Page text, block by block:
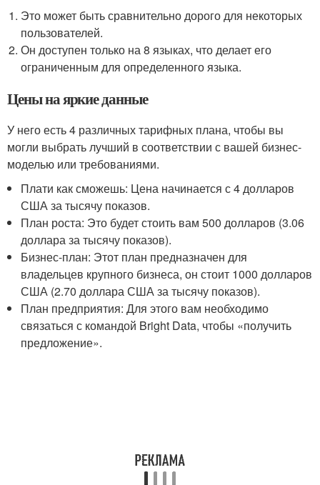
Это может быть сравнительно дорого для некоторых
пользователей.
Он доступен только на 8 языках, что делает его
ограниченным для определенного языка.
Цены на яркие данные
У него есть 4 различных тарифных плана, чтобы вы
могли выбрать лучший в соответствии с вашей бизнес-
моделью или требованиями.
Плати как сможешь: Цена начинается с 4 долларов
США за тысячу показов.
План роста: Это будет стоить вам 500 долларов (3.06
доллара за тысячу показов).
Бизнес-план: Этот план предназначен для
владельцев крупного бизнеса, он стоит 1000 долларов
США (2.70 доллара США за тысячу показов).
План предприятия: Для этого вам необходимо
связаться с командой Bright Data, чтобы «получить
предложение».